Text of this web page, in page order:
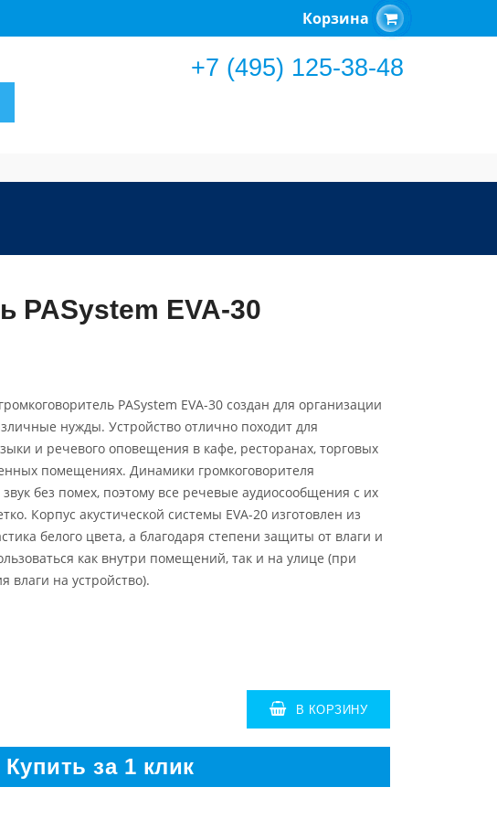
Корзина
+7 (495) 125-38-48
PASystem EVA-30
PASystem EVA-30 создан для организации
нужды. Устройство отлично походит для
и речевого оповещения в кафе, ресторанах, торговых
помещениях. Динамики громкоговорителя
без помех, поэтому все речевые аудиосообщения с их
Корпус акустической системы EVA-20 изготовлен из
белого цвета, а благодаря степени защиты от влаги и
как внутри помещений, так и на улице (при
влаги на устройство).
В КОРЗИНУ
Купить за 1 клик